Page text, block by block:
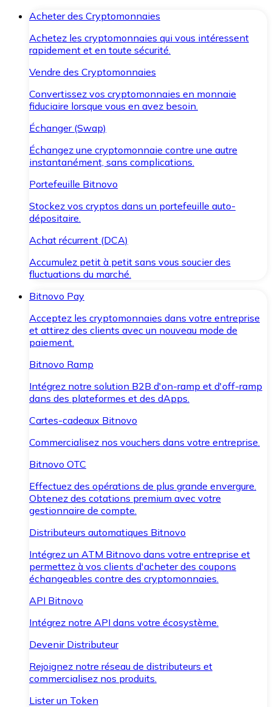
Acheter des Cryptomonnaies
Achetez les cryptomonnaies qui vous intéressent
rapidement et en toute sécurité.
Vendre des Cryptomonnaies
Convertissez vos cryptomonnaies en monnaie
fiduciaire lorsque vous en avez besoin.
Échanger (Swap)
Échangez une cryptomonnaie contre une autre
instantanément, sans complications.
Portefeuille Bitnovo
Stockez vos cryptos dans un portefeuille auto-
dépositaire.
Achat récurrent (DCA)
Accumulez petit à petit sans vous soucier des
fluctuations du marché.
Bitnovo Pay
Acceptez les cryptomonnaies dans votre entreprise
et attirez des clients avec un nouveau mode de
paiement.
Bitnovo Ramp
Intégrez notre solution B2B d'on-ramp et d'off-ramp
dans des plateformes et des dApps.
Cartes-cadeaux Bitnovo
Commercialisez nos vouchers dans votre entreprise.
Bitnovo OTC
Effectuez des opérations de plus grande envergure.
Obtenez des cotations premium avec votre
gestionnaire de compte.
Distributeurs automatiques Bitnovo
Intégrez un ATM Bitnovo dans votre entreprise et
permettez à vos clients d'acheter des coupons
échangeables contre des cryptomonnaies.
API Bitnovo
Intégrez notre API dans votre écosystème.
Devenir Distributeur
Rejoignez notre réseau de distributeurs et
commercialisez nos produits.
Lister un Token